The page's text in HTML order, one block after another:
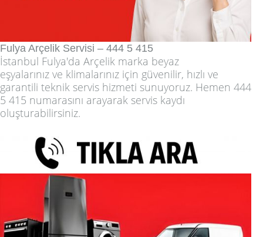
Fulya Arçelik Servisi – 444 5 415
İstanbul Fulya'da Arçelik marka beyaz
eşyalarınız ve klimalarınız için güvenilir, hızlı ve
garantili teknik servis hizmeti sunuyoruz. Hemen 444
5 415 numarasını arayarak servis kaydı
oluşturabilirsiniz.